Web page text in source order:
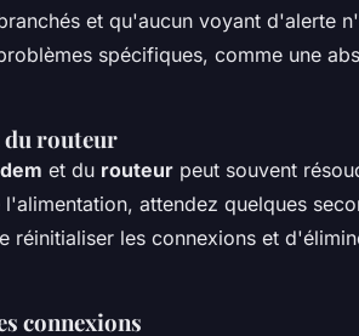
et qu'aucun voyant d'alerte
spécifiques, comme une
du routeur
et du routeur peut souvent
attendez quelques
réinitialiser les connexions et
connexions